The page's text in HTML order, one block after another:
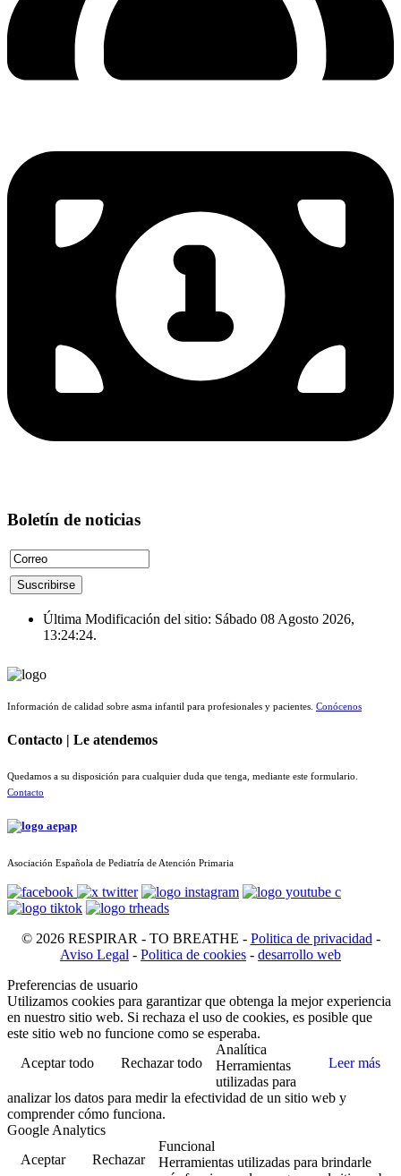
Boletín de noticias
Última Modificación del sitio: Sábado 08 Agosto 2026,
13:24:24.
Información de calidad sobre asma infantil para profesionales y pacientes. Conócenos
Contacto | Le atendemos
Quedamos a su disposición para cualquier duda que tenga, mediante este formulario.
Contacto
Asociación Española de Pediatría de Atención Primaria
© 2026 RESPIRAR - TO BREATHE - Politica de privacidad -
Aviso Legal - Politica de cookies - desarrollo web
Preferencias de usuario
Utilizamos cookies para garantizar que obtenga la mejor experiencia
en nuestro sitio web. Si rechaza el uso de cookies, es posible que
este sitio web no funcione como se esperaba.
Aceptar todo
Rechazar todo Leer más
Analítica
Herramientas
utilizadas para
analizar los datos para medir la efectividad de un sitio web y
comprender cómo funciona.
Google Analytics
Aceptar
Rechazar
Funcional
Herramientas utilizadas para brindarle